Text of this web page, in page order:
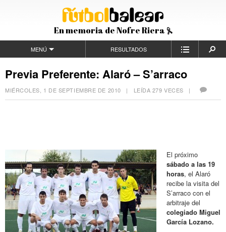
En memoria de Nofre Riera
MENÚ RESULTADOS
Previa Preferente: Alaró – S’arraco
MIÉRCOLES, 1 DE SEPTIEMBRE DE 2010 | LEÍDA 279 VECES |
El próximo
sábado a las 19
horas, el Alaró
recibe la visita del
S’arraco con el
arbitraje del
colegiado Miguel
García Lozano.